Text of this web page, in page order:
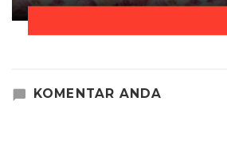
KOMENTAR ANDA